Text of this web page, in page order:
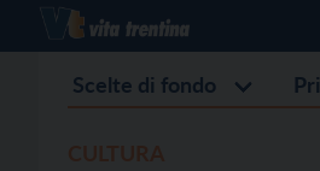
Scelte di fondo